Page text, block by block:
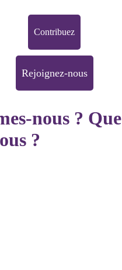
Contribuez
Rejoignez-nous
nous ? Que
?